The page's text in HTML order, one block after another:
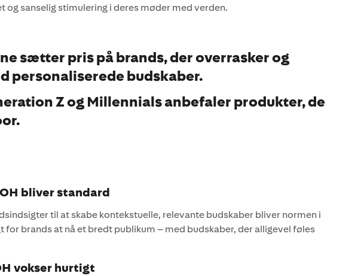
og sanselig stimulering i deres møder med verden.
sætter pris på brands, der overrasker og
personaliserede budskaber.
Z og Millennials anbefaler produkter, de
bliver standard
til at skabe kontekstuelle, relevante budskaber bliver normen i
for brands at nå et bredt publikum – med budskaber, der alligevel føles
vokser hurtigt